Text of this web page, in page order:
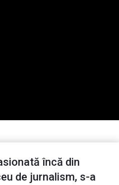
încă din
de jurnalism, s-a